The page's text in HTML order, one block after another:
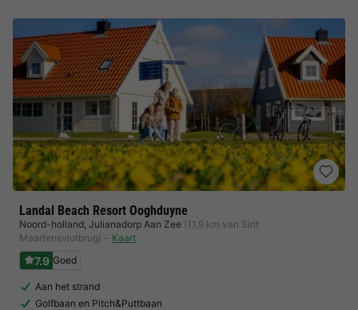
Landal Beach Resort Ooghduyne
Noord-holland, Julianadorp Aan Zee (11,9 km van Sint
Maartensvlotbrug)
Kaart
7.9 Goed
Aan het strand
Golfbaan en Pitch&Puttbaan